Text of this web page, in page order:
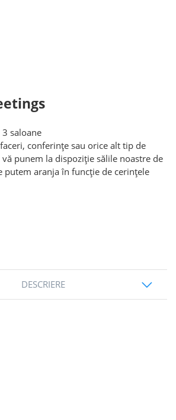
3 saloane
conferințe sau orice alt tip de
vă punem la dispoziție sălile noastre de
putem aranja în funcție de cerințele
DESCRIERE